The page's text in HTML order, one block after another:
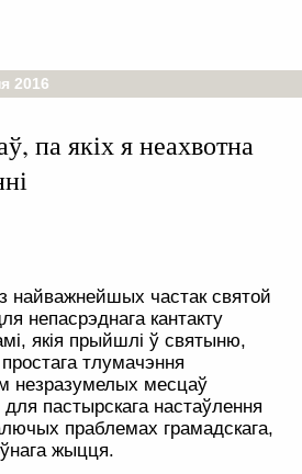
2016
па якіх я неахвотна
найважнейшых частак святой
непасрэднага кантакту
якія прыйшлі ў святыню,
тлумачэння
незразумелых месцаў
пастырскага настаўлення
праблемах грамадскага,
жыцця.